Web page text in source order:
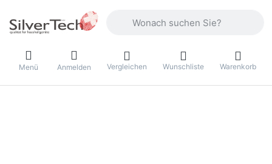
Menü Anmelden Vergleichen Wunschliste Warenkorb